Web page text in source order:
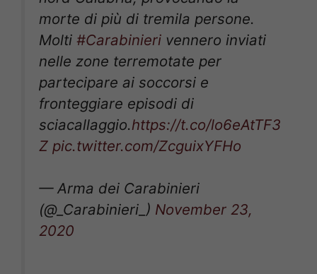
morte di più di tremila persone.
Molti #Carabinieri vennero inviati
nelle zone terremotate per
partecipare ai soccorsi e
fronteggiare episodi di
sciacallaggio.https://t.co/lo6eAtTF3
Z pic.twitter.com/ZcguixYFHo
— Arma dei Carabinieri
(@_Carabinieri_) November 23,
2020